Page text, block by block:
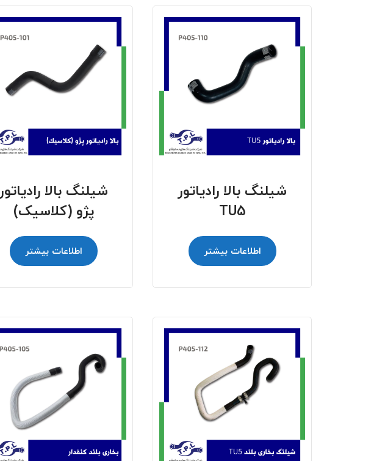
شیلنگ بالا رادیاتور
TU5
اطلاعات بیشتر
شیلنگ بالا رادیاتور
پژو (کلاسیک)
اطلاعات بیشتر